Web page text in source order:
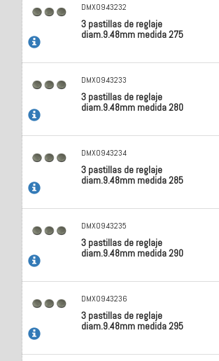
DMX0943232
3 pastillas de reglaje
diam.9.48mm medida 275
DMX0943233
3 pastillas de reglaje
diam.9.48mm medida 280
DMX0943234
3 pastillas de reglaje
diam.9.48mm medida 285
DMX0943235
3 pastillas de reglaje
diam.9.48mm medida 290
DMX0943236
3 pastillas de reglaje
diam.9.48mm medida 295